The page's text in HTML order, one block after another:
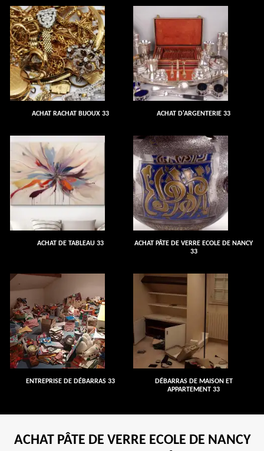
ACHAT RACHAT BIJOUX 33 ACHAT D'ARGENTERIE 33
ACHAT DE TABLEAU 33
ACHAT PÂTE DE VERRE ECOLE DE NANCY
33
ENTREPRISE DE DÉBARRAS 33
DÉBARRAS DE MAISON ET
APPARTEMENT 33
ACHAT PÂTE DE VERRE ECOLE DE NANCY